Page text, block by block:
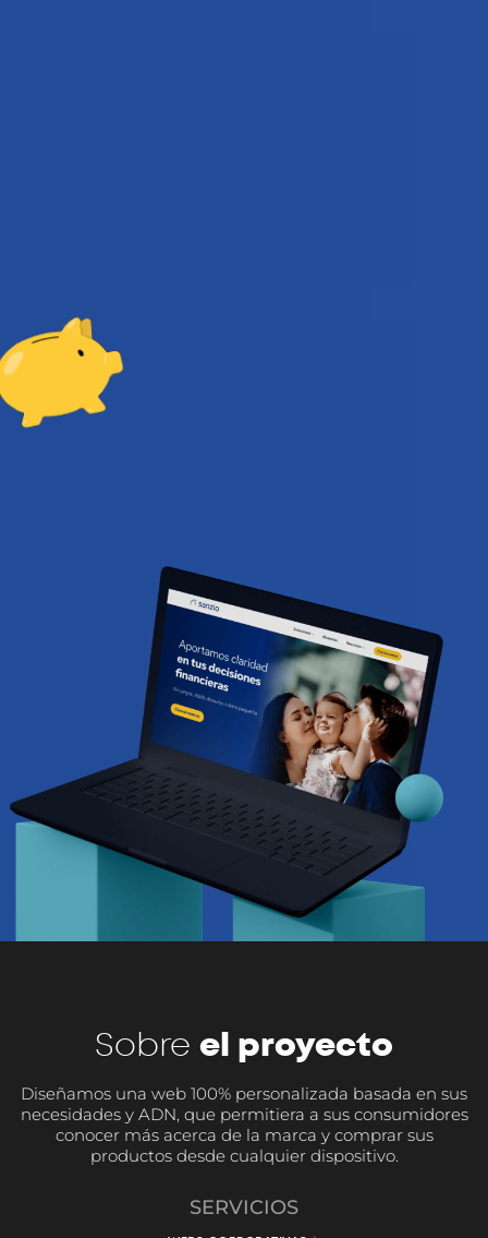
Sobre el proyecto
Diseñamos una web 100% personalizada basada en sus
necesidades y ADN, que permitiera a sus consumidores
conocer más acerca de la marca y comprar sus
productos desde cualquier dispositivo.
SERVICIOS